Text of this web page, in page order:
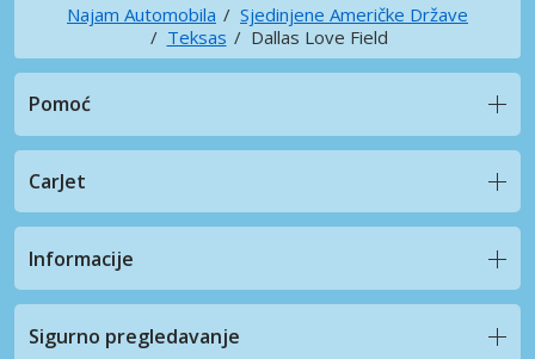
Najam Automobila
Sjedinjene Američke Države
Teksas
Dallas Love Field
Pomoć
CarJet
Informacije
Sigurno pregledavanje